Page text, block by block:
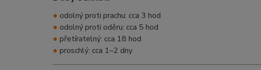
● odolný proti prachu: cca 3 hod
● odolný proti oděru: cca 5 hod
● přetíratelný: cca 18 hod
● proschlý: cca 1–2 dny